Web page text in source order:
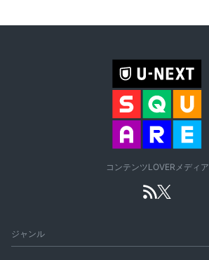
コンテンツLOVERメディア
ジャンル